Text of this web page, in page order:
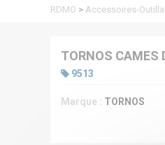
RDMO > Accessoires-
TORNOS CAMES
9513
Marque : TORNOS